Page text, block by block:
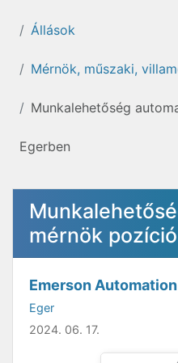
Állások
Mérnök, műszaki,
Munkalehetőség
Egerben
mérnök
Emerson
Eger
2024. 06. 17.